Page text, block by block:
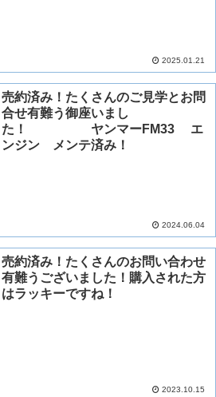
2025.01.21
売約済み！たくさんのご見学とお問
合せ有難う御座いまし
た！ ヤンマーFM33 エ
ンジン メンテ済み！
2024.06.04
売約済み！たくさんのお問い合わせ
有難うございました！購入された方
はラッキーですね！
2023.10.15